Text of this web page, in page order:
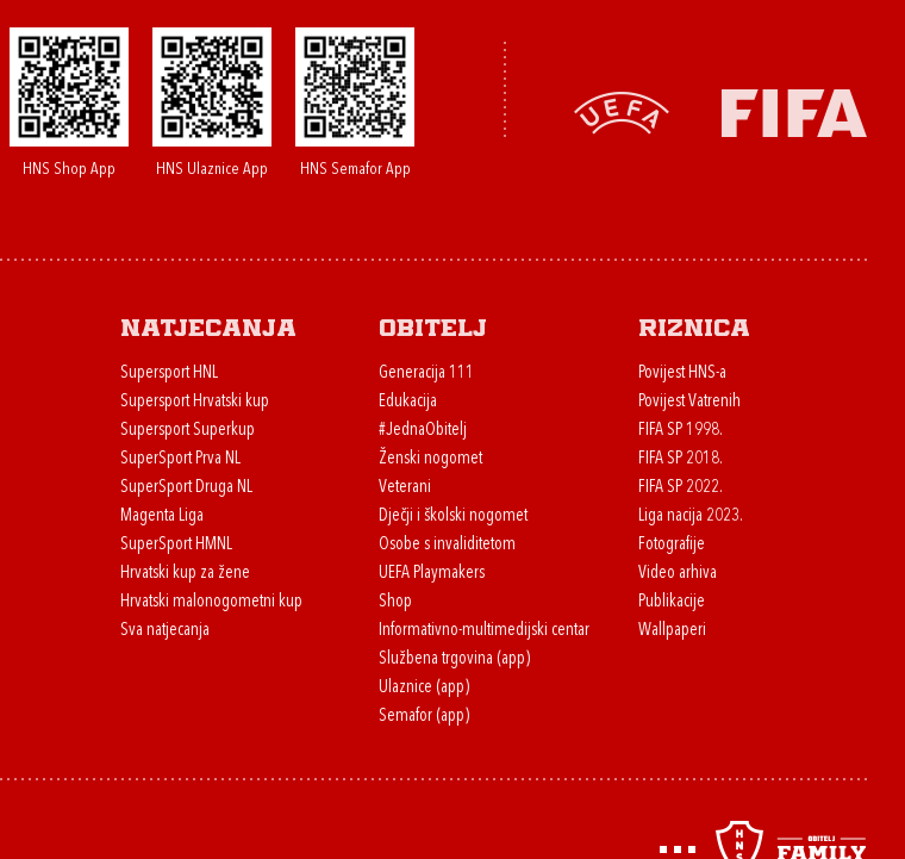
HNS Shop App HNS Ulaznice App HNS Semafor App
Natjecanja
Supersport HNL
Supersport Hrvatski kup
Supersport Superkup
SuperSport Prva NL
SuperSport Druga NL
Magenta Liga
SuperSport HMNL
Hrvatski kup za žene
Hrvatski malonogometni kup
Sva natjecanja
Obitelj
Generacija 111
Edukacija
#JednaObitelj
Ženski nogomet
Veterani
Dječji i školski nogomet
Osobe s invaliditetom
UEFA Playmakers
Shop
Informativno-multimedijski centar
Službena trgovina (app)
Ulaznice (app)
Semafor (app)
Riznica
Povijest HNS-a
Povijest Vatrenih
FIFA SP 1998.
FIFA SP 2018.
FIFA SP 2022.
Liga nacija 2023.
Fotografije
Video arhiva
Publikacije
Wallpaperi